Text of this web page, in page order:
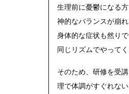
生理前に憂鬱になる
神的なバランスが崩
身体的な症状も然り
同じリズムでやって
そのため、研修を受
理で体調がすぐれな